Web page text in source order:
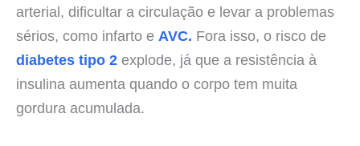
arterial, dificultar a circulação e levar a problemas
sérios, como infarto e AVC. Fora isso, o risco de
diabetes tipo 2 explode, já que a resistência à
insulina aumenta quando o corpo tem muita
gordura acumulada.